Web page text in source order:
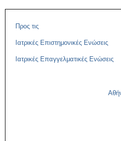
Προς τις
Ιατρικές Επιστημονικές Ενώσεις
Ιατρικές Επαγγελματικές Ενώσεις